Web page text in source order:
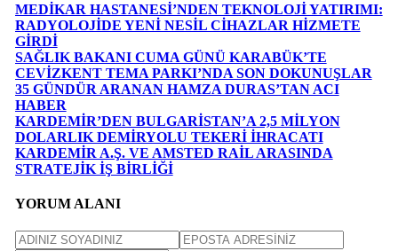
MEDİKAR HASTANESİ’NDEN TEKNOLOJİ YATIRIMI:
RADYOLOJİDE YENİ NESİL CİHAZLAR HİZMETE
GİRDİ
SAĞLIK BAKANI CUMA GÜNÜ KARABÜK’TE
CEVİZKENT TEMA PARKI’NDA SON DOKUNUŞLAR
35 GÜNDÜR ARANAN HAMZA DURAS’TAN ACI
HABER
KARDEMİR’DEN BULGARİSTAN’A 2,5 MİLYON
DOLARLIK DEMİRYOLU TEKERİ İHRACATI
KARDEMİR A.Ş. VE AMSTED RAİL ARASINDA
STRATEJİK İŞ BİRLİĞİ
YORUM ALANI